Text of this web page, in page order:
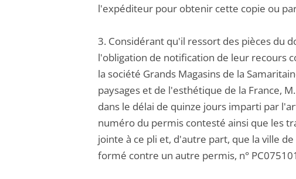
l'expéditeur pour obtenir cette copie ou
3. Considérant qu'il ressort des pièces du
l'obligation de notification de leur recours
la société Grands Magasins de la
paysages et de l'esthétique de la France,
dans le délai de quinze jours imparti par
numéro du permis contesté ainsi que les
jointe à ce pli et, d'autre part, que la ville
formé contre un autre permis, n°